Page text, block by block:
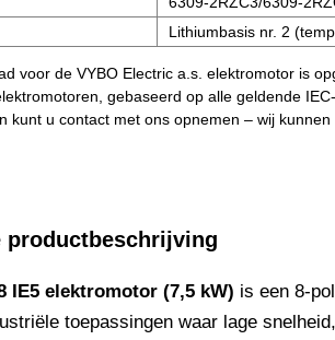
Lithiumbasis nr. 2
voor de VYBO Electric a.s. elektromotor is
gebaseerd op alle geldende
kunt u contact met ons opnemen – wij
productbeschrijving
IE5 elektromotor (7,5 kW) is een 8-
toepassingen waar lage